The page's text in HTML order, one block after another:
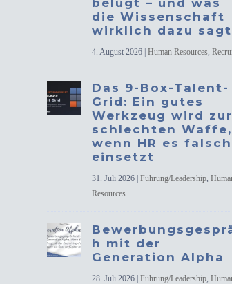
belügt – und was
die Wissenschaft
wirklich dazu sagt
4. August 2026 |Human Resources,
Das 9-Box-Talent-
Grid: Ein gutes
Werkzeug wird zur
schlechten Waffe,
wenn HR es falsch
einsetzt
31. Juli 2026 |Führung/Leadership,
Resources
h mit der
Generation Alpha
28. Juli 2026 |Führung/Leadership,